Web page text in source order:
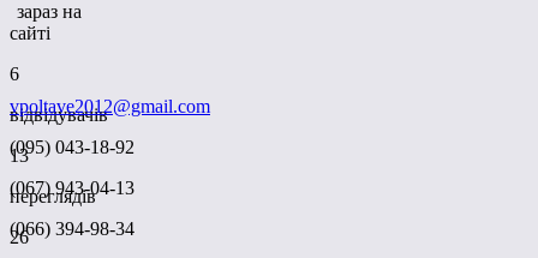
зараз на
сайті
6
відвідувачів
13
переглядів
26
vpoltave2012@gmail.com
(095) 043-18-92
(067) 943-04-13
(066) 394-98-34